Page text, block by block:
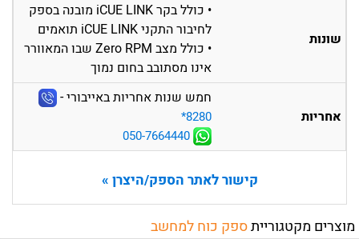
שונות
• כולל בקר iCUE LINK מובנה בספק
לחיבור התקני iCUE LINK תואמים
• כולל מצב Zero RPM שבו המאוורר
אינו מסתובב בחום נמוך
אחריות
חמש שנות אחריות באייבורי -
‎*8280
050-7664440
קישור לאתר הספק/היצרן »
מוצרים מקטגורייתספק כוח למחשב